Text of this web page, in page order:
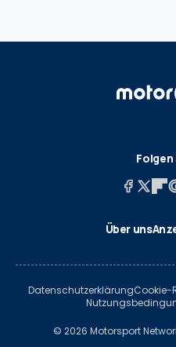
Folgen
Über uns
DatenschutzerklärungCookie-
© 2026 Motorsport